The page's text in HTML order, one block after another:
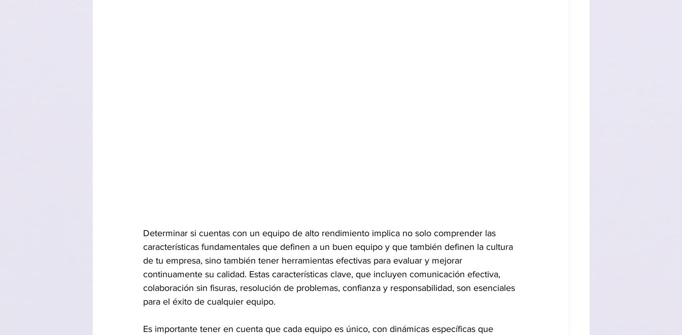
Determinar si cuentas con un equipo de alto rendimiento implica no solo comprender las
características fundamentales que definen a un buen equipo y que también definen la cultura
de tu empresa, sino también tener herramientas efectivas para evaluar y mejorar
continuamente su calidad. Estas características clave, que incluyen comunicación efectiva,
colaboración sin fisuras, resolución de problemas, confianza y responsabilidad, son esenciales
para el éxito de cualquier equipo.
Es importante tener en cuenta que cada equipo es único, con dinámicas específicas que